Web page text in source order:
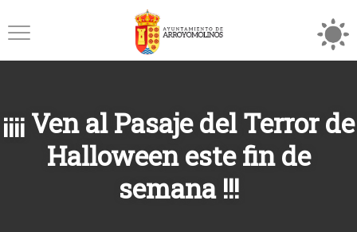
¡¡¡¡ Ven al Pasaje del Terror de
Halloween este fin de
semana !!!